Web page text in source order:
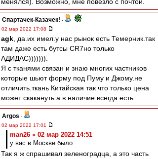
Спартачек-Казачек! -
02 мар 2022 17:08
agk , да.их имел.у нас рынок есть Темерник.так
там даже есть бутсы CR7но только
АДИДАС))))))).
Я с тканями связан и знаю многих частников
которые шьют форму под Пуму и Джому.не
отличить.ткань Китайская так что только цена
может скакануть а в наличие всегда есть ....
Argos -
02 мар 2022 17:01
man26 » 02 мар 2022 14:51
у вас в Москве было
Так я ж спрашивал зеленоградца, а это часть